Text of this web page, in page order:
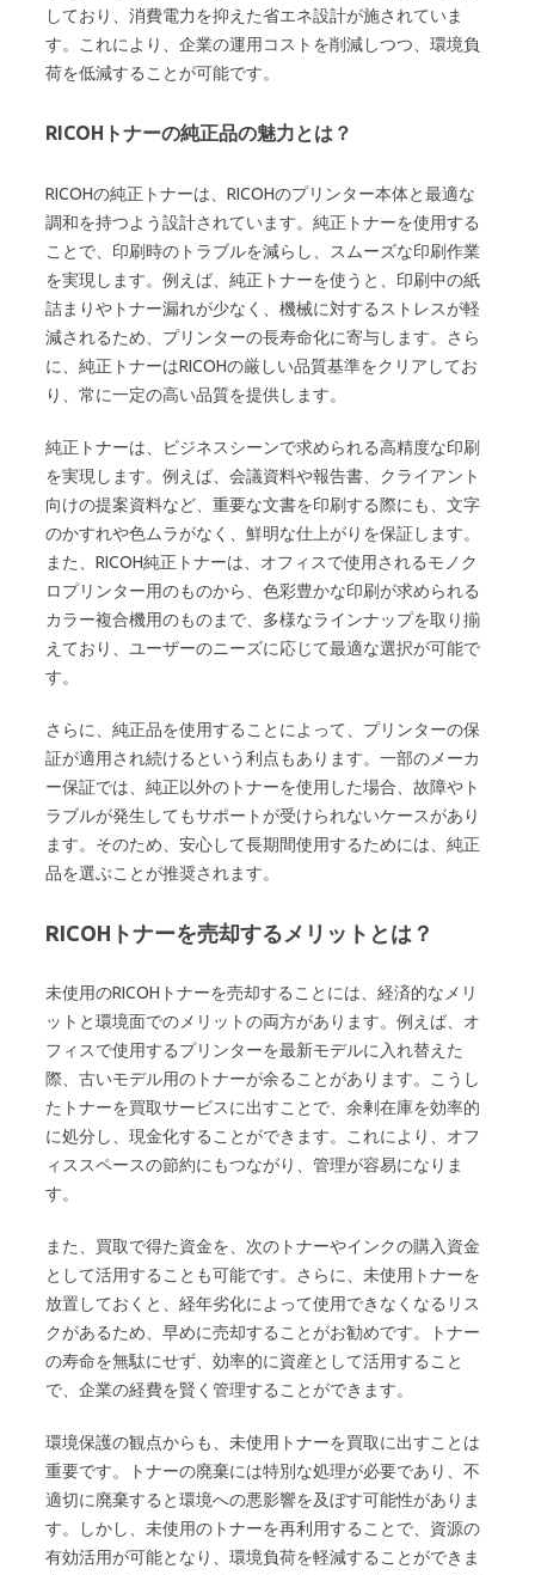
しており、消費電力を抑えた省エネ設計が施されていま
す。これにより、企業の運用コストを削減しつつ、環境負
荷を低減することが可能です。
RICOHトナーの純正品の魅力とは？
RICOHの純正トナーは、RICOHのプリンター本体と最適な
調和を持つよう設計されています。純正トナーを使用する
ことで、印刷時のトラブルを減らし、スムーズな印刷作業
を実現します。例えば、純正トナーを使うと、印刷中の紙
詰まりやトナー漏れが少なく、機械に対するストレスが軽
減されるため、プリンターの長寿命化に寄与します。さら
に、純正トナーはRICOHの厳しい品質基準をクリアしてお
り、常に一定の高い品質を提供します。
純正トナーは、ビジネスシーンで求められる高精度な印刷
を実現します。例えば、会議資料や報告書、クライアント
向けの提案資料など、重要な文書を印刷する際にも、文字
のかすれや色ムラがなく、鮮明な仕上がりを保証します。
また、RICOH純正トナーは、オフィスで使用されるモノク
ロプリンター用のものから、色彩豊かな印刷が求められる
カラー複合機用のものまで、多様なラインナップを取り揃
えており、ユーザーのニーズに応じて最適な選択が可能で
す。
さらに、純正品を使用することによって、プリンターの保
証が適用され続けるという利点もあります。一部のメーカ
ー保証では、純正以外のトナーを使用した場合、故障やト
ラブルが発生してもサポートが受けられないケースがあり
ます。そのため、安心して長期間使用するためには、純正
品を選ぶことが推奨されます。
RICOHトナーを売却するメリットとは？
未使用のRICOHトナーを売却することには、経済的なメリ
ットと環境面でのメリットの両方があります。例えば、オ
フィスで使用するプリンターを最新モデルに入れ替えた
際、古いモデル用のトナーが余ることがあります。こうし
たトナーを買取サービスに出すことで、余剰在庫を効率的
に処分し、現金化することができます。これにより、オフ
ィススペースの節約にもつながり、管理が容易になりま
す。
また、買取で得た資金を、次のトナーやインクの購入資金
として活用することも可能です。さらに、未使用トナーを
放置しておくと、経年劣化によって使用できなくなるリス
クがあるため、早めに売却することがお勧めです。トナー
の寿命を無駄にせず、効率的に資産として活用すること
で、企業の経費を賢く管理することができます。
環境保護の観点からも、未使用トナーを買取に出すことは
重要です。トナーの廃棄には特別な処理が必要であり、不
適切に廃棄すると環境への悪影響を及ぼす可能性がありま
す。しかし、未使用のトナーを再利用することで、資源の
有効活用が可能となり、環境負荷を軽減することができま